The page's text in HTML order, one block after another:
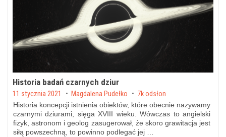
Historia badań czarnych dziur
Posted on
11 stycznia 2021 by Magdalena Pudełko 7k odsłon
Historia koncepcji istnienia obiektów, które obecnie nazywamy
czarnymi dziurami, sięga XVIII wieku. Wówczas to angielski
fizyk, astronom i geolog zasugerował, że skoro grawitacja jest
siłą powszechną, to powinno podlegać jej …